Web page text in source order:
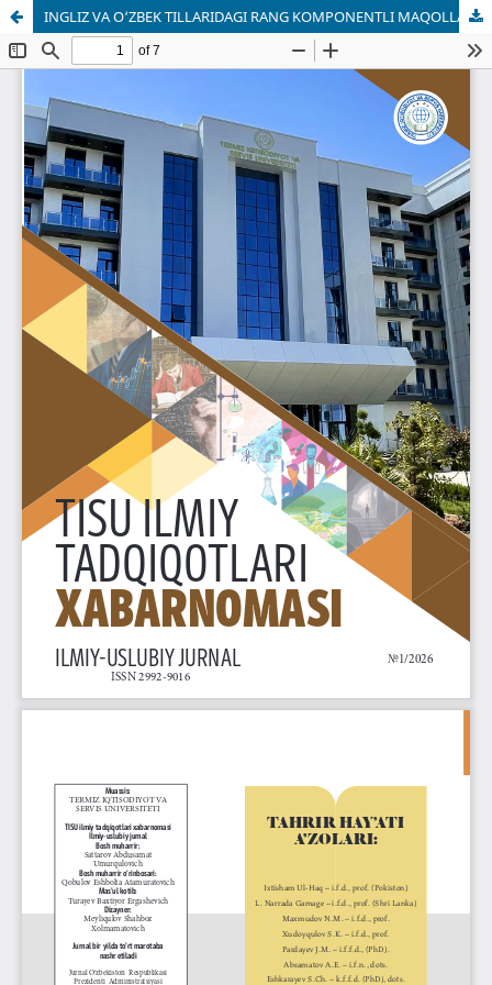
INGLIZ VA O‘ZBEK TILLARIDAGI RANG KOMPONENTLI MAQOLLARDA MADANIY BIRLIKLARNING AHAMIYATI